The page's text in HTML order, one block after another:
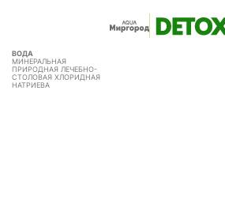
ВОДА
МИНЕРАЛЬНАЯ
ПРИРОДНАЯ ЛЕЧЕБНО-
СТОЛОВАЯ ХЛОРИДНАЯ
НАТРИЕВА